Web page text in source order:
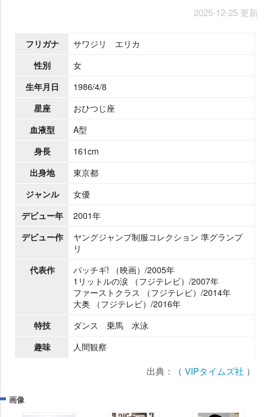
2025-12-25 更新
フリガナ
サワジリ エリカ
性別
女
生年月日
1986/4/8
星座
おひつじ座
血液型
A型
身長
161cm
出身地
東京都
ジャンル
女優
デビュー年
2001年
デビュー作
ヤングジャンプ制服コレクション 準グランプ
リ
代表作
パッチギ! （映画）/2005年
1リットルの涙 （フジテレビ）/2007年
ファーストクラス （フジテレビ）/2014年
大奥 （フジテレビ）/2016年
特技
ダンス 乗馬 水泳
趣味
人間観察
出典：（ VIPタイムズ社 ）
画像